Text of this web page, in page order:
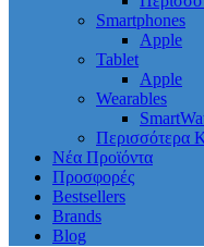
Smartphones
Apple
Tablet
Apple
Wearables
Περισσότερα
Νέα Προϊόντα
Προσφορές
Bestsellers
Brands
Blog